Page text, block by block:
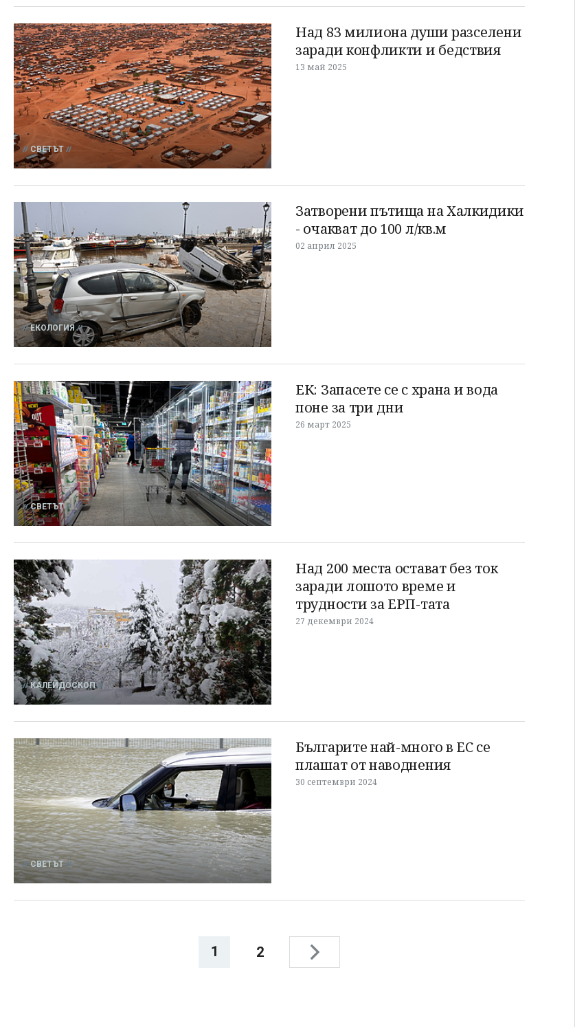
СВЕТЪТ
Над 83 милиона души разселени
заради конфликти и бедствия
13 май 2025
ЕКОЛОГИЯ
Затворени пътища на Халкидики
- очакват до 100 л/кв.м
02 април 2025
СВЕТЪТ
ЕК: Запасете се с храна и вода
поне за три дни
26 март 2025
КАЛЕЙДОСКОП
Над 200 места остават без ток
заради лошото време и
трудности за ЕРП-тата
27 декември 2024
СВЕТЪТ
Българите най-много в ЕС се
плашат от наводнения
30 септември 2024
1 2